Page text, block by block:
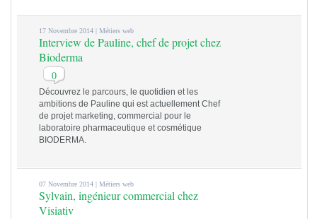
17 Novembre 2014 |Métiers web
Interview de Pauline, chef de projet chez
Bioderma
0
Découvrez le parcours, le quotidien et les
ambitions de Pauline qui est actuellement Chef
de projet marketing, commercial pour le
laboratoire pharmaceutique et cosmétique
BIODERMA.
07 Novembre 2014 |Métiers web
Sylvain, ingénieur commercial chez
Visiativ